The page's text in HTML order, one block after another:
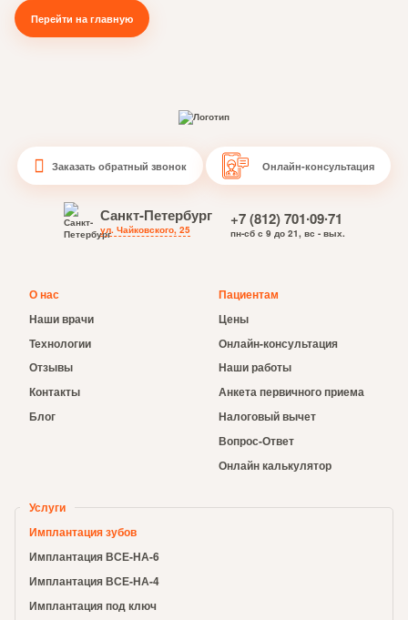
Перейти на главную
Санкт-Петербург
ул. Чайковского, 25
+7 (812) 701∙09∙71
пн-сб с 9 до 21, вс - вых.
Заказать обратный звонок Онлайн-консультация
О нас
Наши врачи
Технологии
Отзывы
Контакты
Блог
Пациентам
Цены
Онлайн-консультация
Наши работы
Анкета первичного приема
Налоговый вычет
Вопрос-Ответ
Онлайн калькулятор
Услуги
Имплантация зубов
Имплантация ВСЕ-НА-6
Имплантация ВСЕ-НА-4
Имплантация под ключ